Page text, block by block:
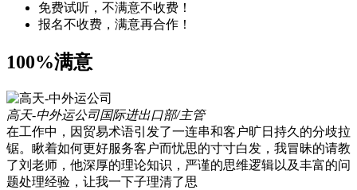
免费试听，不满意不收费！
报名不收费，满意再合作！
100%满意
高天-中外运公司国际进出口部/主管
在工作中，因贸易术语引发了一连串和客户旷日持久的分歧拉
锯。瞅着如何更好服务客户而忧思的寸寸白发，我冒昧的请教
了刘老师，他深厚的理论知识，严谨的思维逻辑以及丰富的问
题处理经验，让我一下子理清了思